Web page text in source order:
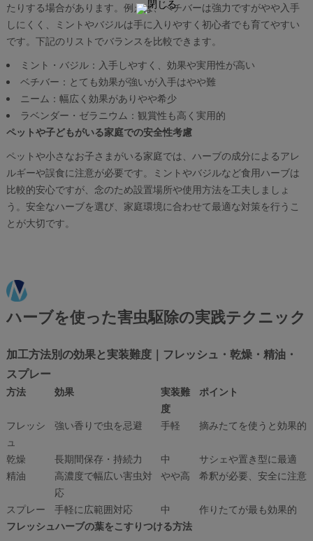
たりする場合があります。例えば、ベチバーは強力ですがやや入手
しにくく、ミントやバジルは手に入りやすく初心者でも育てやすい
です。下記のリストでバランスを比較できます。
ミント・バジル：入手しやすく、効果や実用性が高い
ベチバー：とても効果が強いが入手はやや難
ニーム：幅広く効果がありやや希少
ラベンダー・ゼラニウム：観賞性も高く実用的
ペットや子どもがいる家庭での安全性考慮
ペットや小さなお子さまがいる家庭では、ハーブの成分によるアレ
ルギーや誤食に注意が必要です。ミントやバジルなど食用ハーブは
比較的安心ですが、念のため設置場所や使用方法を工夫しましょ
う。安全なハーブを選び、家庭環境に合わせて最適な対策を行うこ
とが大切です。
ハーブを使った害虫駆除の実践テクニック
加工方法別の効果と実装難度｜フレッシュ・乾燥・精油・
スプレー
方法 効果
実装難
度
ポイント
フレッシ
ュ
強い香りで虫を忌避 手軽 摘みたてを使うと効果的
乾燥 長期間保存・持続力 中
サシェや置き型に最適
精油
高濃度で幅広い害虫対
応
やや高 希釈が必要、安全に注意
スプレー 手軽に広範囲対応 中
作りたてが最も効果的
フレッシュハーブの葉をこすりつける方法